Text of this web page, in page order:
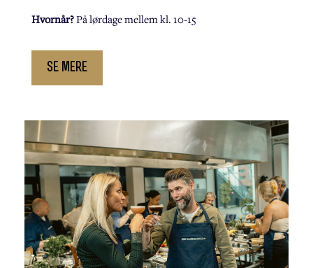
Hvornår?På lørdage mellem kl. 10-15
se mere